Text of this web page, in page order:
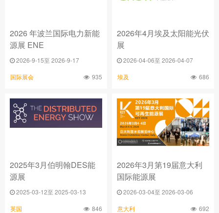
2026 年波兰国际电力新能
源展 ENE
2026-9-15至 2026-9-17
国际展会 935
2026年4月埃及太阳能光伏
展
2026-04-06至 2026-04-07
埃及 686
2025年3月伯明翰DES能
源展
2025-03-12至 2025-03-13
英国 846
2026年3月第19届意大利
国际能源展
2026-03-04至 2026-03-06
意大利 692